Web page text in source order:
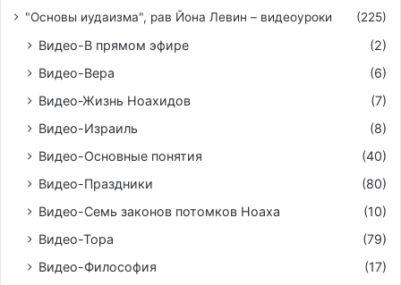
"Основы иудаизма", рав Йона Левин – видеоуроки (225)
Видео-В прямом эфире
(2)
Видео-Вера
(6)
Видео-Жизнь Ноахидов
(7)
Видео-Израиль
(8)
Видео-Основные понятия
(40)
Видео-Праздники
(80)
Видео-Семь законов потомков Ноаха
(10)
Видео-Тора
(79)
Видео-Философия
(17)